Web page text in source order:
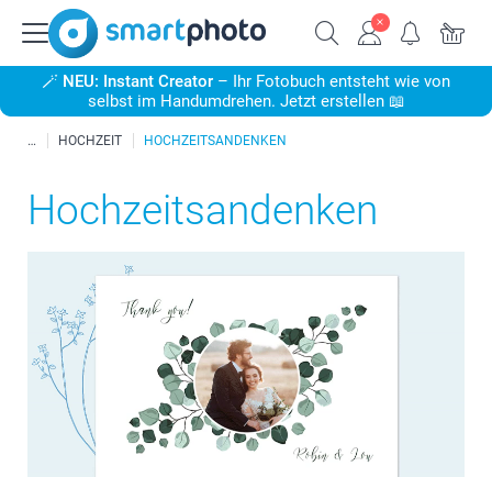
🪄 NEU: Instant Creator – Ihr Fotobuch entsteht wie von
selbst im Handumdrehen. Jetzt erstellen 📖
HOCHZEIT HOCHZEITSANDENKEN
Hochzeitsandenken